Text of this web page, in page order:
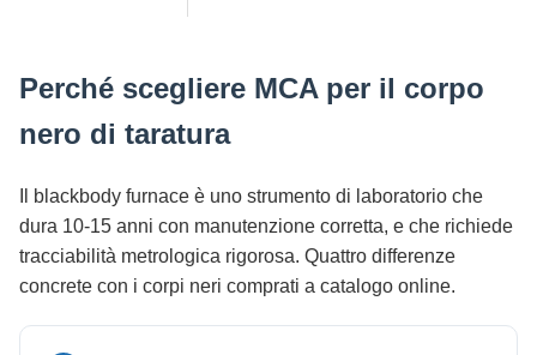
Perché scegliere MCA per il corpo
nero di taratura
Il blackbody furnace è uno strumento di laboratorio che
dura 10-15 anni con manutenzione corretta, e che richiede
tracciabilità metrologica rigorosa. Quattro differenze
concrete con i corpi neri comprati a catalogo online.